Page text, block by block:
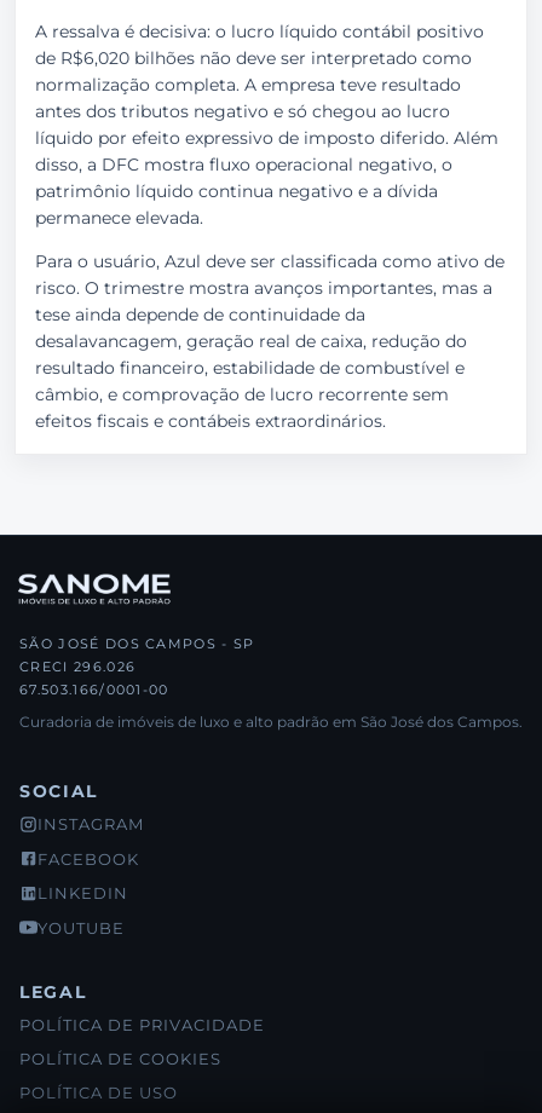
A ressalva é decisiva: o lucro líquido contábil positivo
de R$6,020 bilhões não deve ser interpretado como
normalização completa. A empresa teve resultado
antes dos tributos negativo e só chegou ao lucro
líquido por efeito expressivo de imposto diferido. Além
disso, a DFC mostra fluxo operacional negativo, o
patrimônio líquido continua negativo e a dívida
permanece elevada.
Para o usuário, Azul deve ser classificada como ativo de
risco. O trimestre mostra avanços importantes, mas a
tese ainda depende de continuidade da
desalavancagem, geração real de caixa, redução do
resultado financeiro, estabilidade de combustível e
câmbio, e comprovação de lucro recorrente sem
efeitos fiscais e contábeis extraordinários.
SÃO JOSÉ DOS CAMPOS - SP
CRECI 296.026
67.503.166/0001-00
Curadoria de imóveis de luxo e alto padrão em São José dos Campos.
SOCIAL
INSTAGRAM
FACEBOOK
LINKEDIN
YOUTUBE
LEGAL
POLÍTICA DE PRIVACIDADE
POLÍTICA DE COOKIES
POLÍTICA DE USO